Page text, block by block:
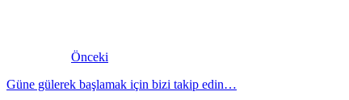
Önceki
Güne gülerek başlamak için bizi takip edin…